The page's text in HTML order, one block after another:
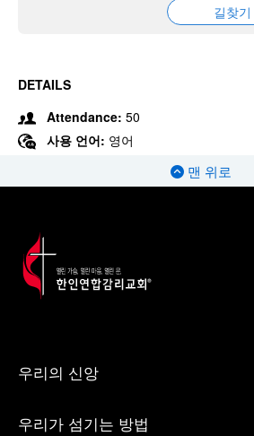
길찾기
DETAILS
Attendance: 50
사용 언어: 영어
맨 위로
우리의 신앙
우리가 섬기는 방법